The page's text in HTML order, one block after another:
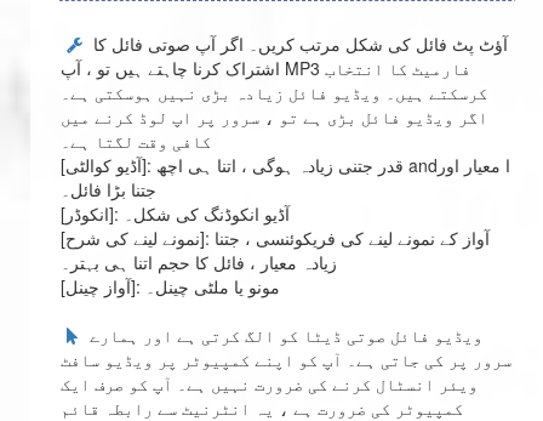
اشتراک کرنا چاہتے ہیں تو ، آپ MP3 فارمیٹ کا انتخاب
کرسکتے ہیں۔ ویڈیو فائل زیادہ بڑی نہیں ہوسکتی ہے۔
اگر ویڈیو فائل بڑی ہے تو ، سرور پر اپ لوڈ کرنے میں
کافی وقت لگتا ہے۔
[آڈیو کوالٹی]: قدر جتنی زیادہ ہوگی ، اتنا ہی اچھ andا معیار اور
جتنا بڑا فائل۔
[انکوڈر]: آڈیو انکوڈنگ کی شکل۔
[نمونے لینے کی شرح]: آواز کے نمونے لینے کی فریکوئنسی ، جتنا
زیادہ معیار ، فائل کا حجم اتنا ہی بہتر۔
[آواز چینل]: مونو یا ملٹی چینل۔
سرور پر کی جاتی ہے۔ آپ کو اپنے کمپیوٹر پر ویڈیو سافٹ
ویئر انسٹال کرنے کی ضرورت نہیں ہے۔ آپ کو صرف ایک
کمپیوٹر کی ضرورت ہے ، یہ انٹرنیٹ سے رابطہ قائم